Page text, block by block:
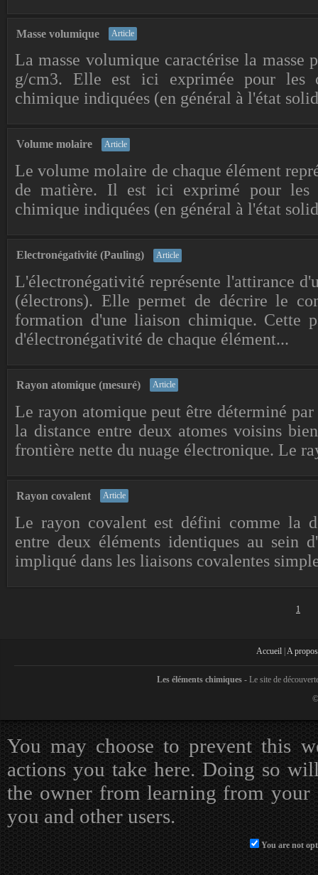
Masse volumique Article
La masse volumique caractérise la
g/cm3. Elle est ici exprimée pour les
chimique indiquées (en général à l'état
Volume molaire Article
Le volume molaire de chaque élément
de matière. Il est ici exprimé pour les
chimique indiquées (en général à l'état
Electronégativité (Pauling) Article
L'électronégativité représente l'attirance
(électrons). Elle permet de décrire le
formation d'une liaison chimique. Cette
d'électronégativité de chaque élément...
Rayon atomique (mesuré) Article
Le rayon atomique peut être déterminé
la distance entre deux atomes voisins
frontière nette du nuage électronique. Le
Rayon covalent Article
Le rayon covalent est défini comme la
entre deux éléments identiques au
impliqué dans les liaisons covalentes
1
Accueil| A propos
Les éléments chimiques - Le site de
You may choose to prevent this
actions you take here. Doing so
the owner from learning from your
you and other users.
You are not